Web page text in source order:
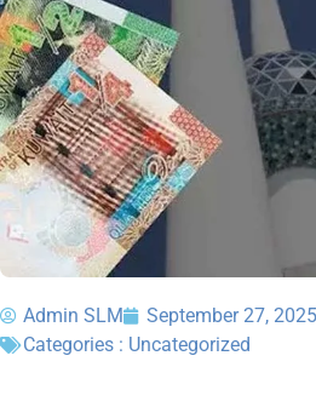
Admin SLM September 27, 2025
Categories : Uncategorized